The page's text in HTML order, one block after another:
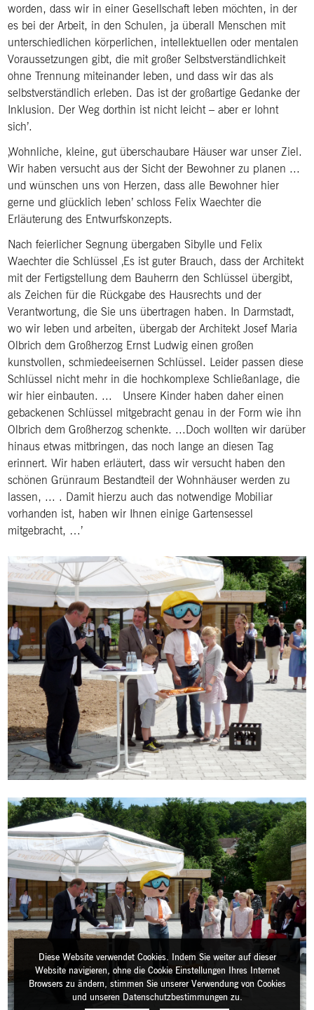
worden, dass wir in einer Gesellschaft leben möchten, in der
es bei der Arbeit, in den Schulen, ja überall Menschen mit
unterschiedlichen körperlichen, intellektuellen oder mentalen
Voraussetzungen gibt, die mit großer Selbstverständlichkeit
ohne Trennung miteinander leben, und dass wir das als
selbstverständlich erleben. Das ist der großartige Gedanke der
Inklusion. Der Weg dorthin ist nicht leicht – aber er lohnt
sich’.
‚Wohnliche, kleine, gut überschaubare Häuser war unser Ziel.
Wir haben versucht aus der Sicht der Bewohner zu planen ...
und wünschen uns von Herzen, dass alle Bewohner hier
gerne und glücklich leben’ schloss Felix Waechter die
Erläuterung des Entwurfskonzepts.
Nach feierlicher Segnung übergaben Sibylle und Felix
Waechter die Schlüssel ‚Es ist guter Brauch, dass der Architekt
mit der Fertigstellung dem Bauherrn den Schlüssel übergibt,
als Zeichen für die Rückgabe des Hausrechts und der
Verantwortung, die Sie uns übertragen haben. In Darmstadt,
wo wir leben und arbeiten, übergab der Architekt Josef Maria
Olbrich dem Großherzog Ernst Ludwig einen großen
kunstvollen, schmiedeeisernen Schlüssel. Leider passen diese
Schlüssel nicht mehr in die hochkomplexe Schließanlage, die
wir hier einbauten. ... Unsere Kinder haben daher einen
gebackenen Schlüssel mitgebracht genau in der Form wie ihn
Olbrich dem Großherzog schenkte. ...Doch wollten wir darüber
hinaus etwas mitbringen, das noch lange an diesen Tag
erinnert. Wir haben erläutert, dass wir versucht haben den
schönen Grünraum Bestandteil der Wohnhäuser werden zu
lassen, ... . Damit hierzu auch das notwendige Mobiliar
vorhanden ist, haben wir Ihnen einige Gartensessel
mitgebracht, …’
Diese Website verwendet Cookies. Indem Sie weiter auf dieser
Website navigieren, ohne die Cookie Einstellungen Ihres Internet
Browsers zu ändern, stimmen Sie unserer Verwendung von Cookies
und unseren Datenschutzbestimmungen zu.